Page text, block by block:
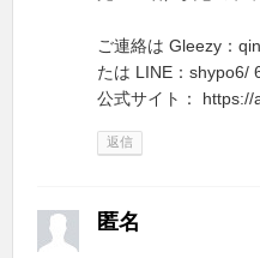
ご連絡は Gleezy：
たは LINE：shypo6/
公式サイト：
返信
匿名